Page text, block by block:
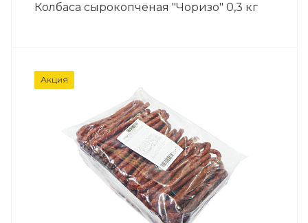
Колбаса сырокопчёная "Чоризо" 0,3 кг
Акция